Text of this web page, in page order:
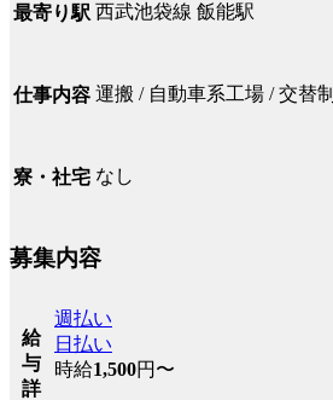
最寄り駅 西武池袋線 飯能駅
仕事内容 運搬 / 自動車系工場 / 交替制
寮・社宅 なし
募集内容
給
与
詳
週払い
日払い
時給1,500円〜